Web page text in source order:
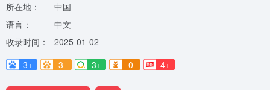
所在地：
中国
语言：
中文
收录时间：
2025-01-02
3+
3- 3+ 0 4+